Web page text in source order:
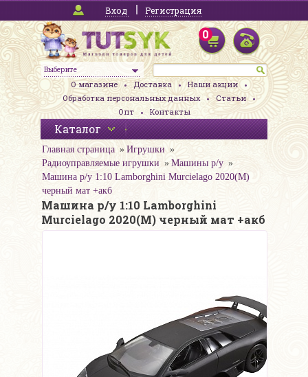
Вход Регистрация
Выберите
0
О магазине Доставка
Наши акции
Обработка персональных данных
Статьи
Опт
Контакты
Каталог
Главная страница
Игрушки
Радиоуправляемые игрушки
Машины р/у
Машина р/у 1:10 Lamborghini Murcielago 2020(М)
черный мат +акб
Машина р/у 1:10 Lamborghini
Murcielago 2020(М) черный мат +акб